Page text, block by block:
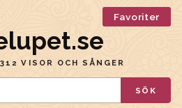
Favoriter
VISOR OCH SÅNGER
SÖK